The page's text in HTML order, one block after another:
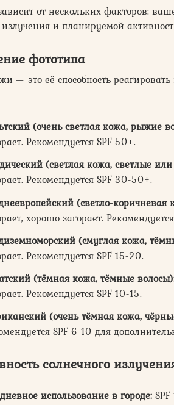
от нескольких факторов:
излучения и планируемой
фототипа
— это её способность
(очень светлая кожа, рыжие
Рекомендуется SPF 50+.
(светлая кожа, светлые
Рекомендуется SPF 30-50+.
(светло-
хорошо загорает.
(смуглая кожа,
Рекомендуется SPF 15-20.
(тёмная кожа, тёмные
Рекомендуется SPF 10-15.
(очень тёмная кожа,
SPF 6-10 для
солнечного
использование в городе: